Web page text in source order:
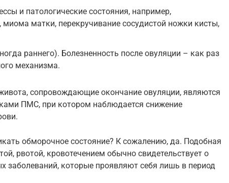
и патологические состояния, например,
миома матки, перекручивание сосудистой ножки кисты,
раннего). Болезненность после овуляции – как раз
механизма.
сопровождающие окончание овуляции, являются
ПМС, при котором наблюдается снижение
обморочное состояние? К сожалению, да. Подобная
рвотой, кровотечением обычно свидетельствует о
заболеваний, которые проявляют себя лишь в период